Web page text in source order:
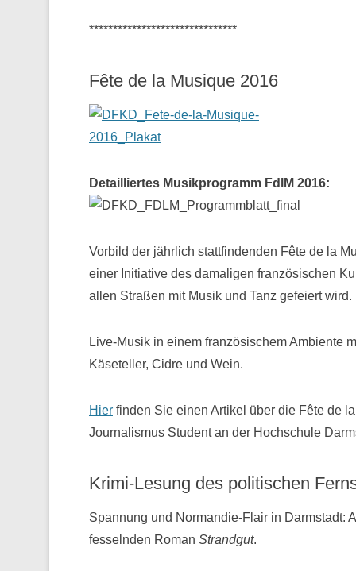
*******************************
Fête de la Musique 2016
Detailliertes Musikprogramm FdlM 2016:
Vorbild der jährlich stattfindenden Fête de la
einer Initiative des damaligen französischen
allen Straßen mit Musik und Tanz gefeiert wird.
Live-Musik in einem französischem Ambiente
Käseteller, Cidre und Wein.
Hier finden Sie einen Artikel über die Fête de
Journalismus Student an der Hochschule
Krimi-Lesung des politischen
Spannung und Normandie-Flair in Darmstadt:
fesselnden Roman Strandgut.